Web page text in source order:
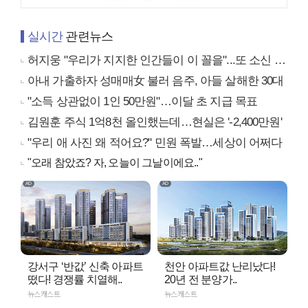
실시간관련뉴스
허지웅 "우리가 지지한 인간들이 이 꼴을"...또 소신 발언
아내 가출하자 성매매女 불러 음주, 아들 살해한 30대
"소득 상관없이 1인 50만원"…이달 초 지급 목표
김원훈 주식 1억8천 올인했는데…현실은 '-2,400만원'
"우리 애 사진 왜 적어요?" 민원 폭발…세상이 어쩌다
"오래 참았죠? 자, 오늘이 그날이에요.."
강서구 ‘반값’ 신축 아파트
떴다! 경쟁률 치열해..
뉴스캐스트
천안 아파트값 난리났다!
20년 전 분양가..
뉴스캐스트